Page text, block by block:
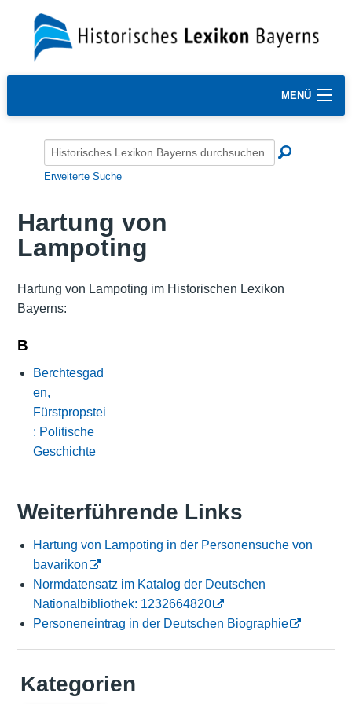
MENÜ
Erweiterte Suche
Hartung von
Lampoting
Hartung von Lampoting im Historischen Lexikon
Bayerns:
B
Berchtesgad
en,
Fürstpropstei
: Politische
Geschichte
Weiterführende Links
Hartung von Lampoting in der Personensuche von
bavarikon
Normdatensatz im Katalog der Deutschen
Nationalbibliothek: 1232664820
Personeneintrag in der Deutschen Biographie
Kategorien